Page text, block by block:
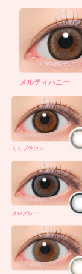
メルティハニー
ミミブラウン
メログレー